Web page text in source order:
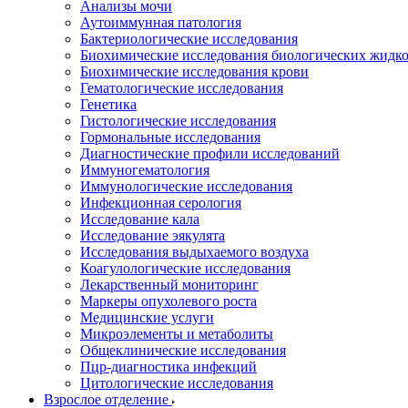
Анализы мочи
Аутоиммунная патология
Бактериологические исследования
Биохимические исследования биологических
Биохимические исследования крови
Гематологические исследования
Генетика
Гистологические исследования
Гормональные исследования
Диагностические профили исследований
Иммуногематология
Иммунологические исследования
Инфекционная серология
Исследование кала
Исследование эякулята
Исследования выдыхаемого воздуха
Коагулологические исследования
Лекарственный мониторинг
Маркеры опухолевого роста
Медицинские услуги
Микроэлементы и метаболиты
Общеклинические исследования
Пцр-диагностика инфекций
Цитологические исследования
Взрослое отделение